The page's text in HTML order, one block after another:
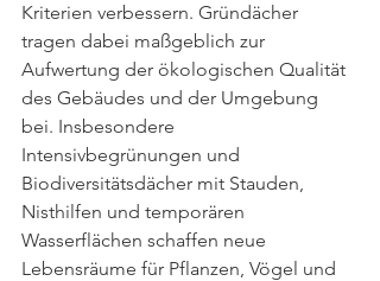
Kriterien verbessern. Gründächer
tragen dabei maßgeblich zur
Aufwertung der ökologischen Qualität
des Gebäudes und der Umgebung
bei. Insbesondere
Intensivbegrünungen und
Biodiversitätsdächer mit Stauden,
Nisthilfen und temporären
Wasserflächen schaffen neue
Lebensräume für Pflanzen, Vögel und